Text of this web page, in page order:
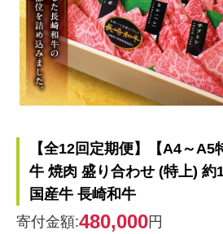
【全12回定期便】【A4～A5
牛 焼肉 盛り合わせ (特上)
国産牛 長崎和牛
寄付金額:480,000円